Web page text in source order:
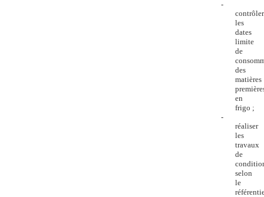
-
contrôler
les
dates
limite
de
des
matières
en
frigo ;
-
réaliser
les
travaux
de
selon
le